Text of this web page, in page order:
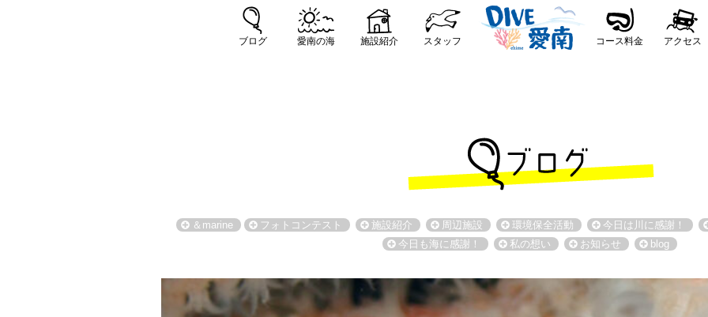
ブログ 愛南の海 施設紹介 スタッフ コース料金 アクセス
＆marine フォトコンテスト 施設紹介 周辺施設 環境保全活動
今日は川に感謝！
今日も海に感謝！
私の想い お知らせ blog